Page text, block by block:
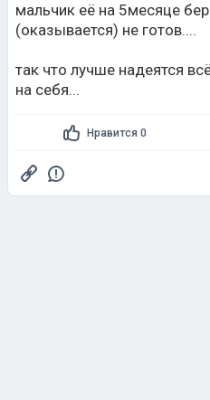
мальчик её на 5месяце
(оказывается) не готов....
так что лучше надеятся
на себя...
Нравится 0